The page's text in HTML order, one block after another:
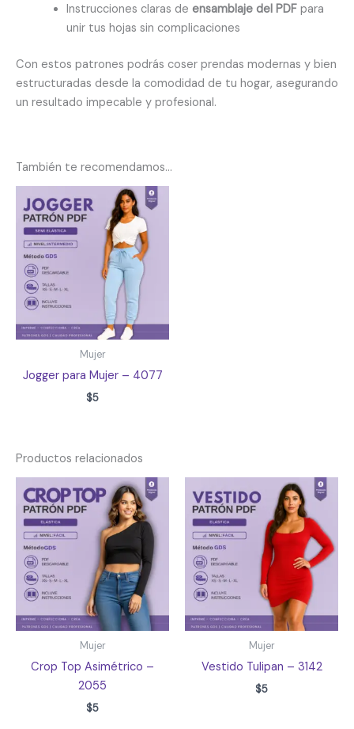
Instrucciones claras de ensamblaje del PDFpara
unir tus hojas sin complicaciones
Con estos patrones podrás coser prendas modernas y bien
estructuradas desde la comodidad de tu hogar, asegurando
un resultado impecable y profesional.
También te recomendamos…
Mujer
Jogger para Mujer – 4077
$5
Productos relacionados
Mujer
Crop Top Asimétrico –
2055
$5
Mujer
Vestido Tulipan – 3142
$5